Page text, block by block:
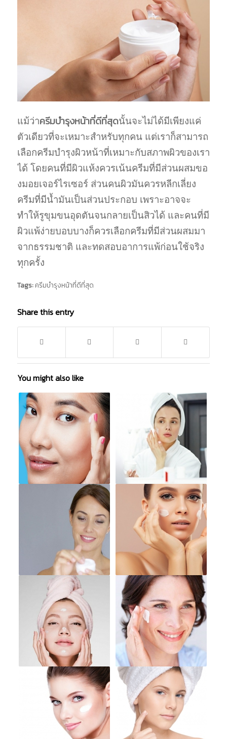
แม้ว่าครีมบํารุงหน้าที่ดีที่สุดนั้นจะไม่ได้มีเพียงแค่
ตัวเดียวที่จะเหมาะสำหรับทุกคน แต่เราก็สามารถ
เลือกครีมบำรุงผิวหน้าที่เหมาะกับสภาพผิวของเรา
ได้ โดยคนที่มีผิวแห้งควรเน้นครีมที่มีส่วนผสมขอ
งมอยเจอร์ไรเซอร์ ส่วนคนผิวมันควรหลีกเลี่ยง
ครีมที่มีน้ำมันเป็นส่วนประกอบ เพราะอาจจะ
ทำให้รูขุมขนอุดตันจนกลายเป็นสิวได้ และคนที่มี
ผิวแพ้ง่ายบอบบางก็ควรเลือกครีมที่มีส่วนผสมมา
จากธรรมชาติ และทดสอบอาการแพ้ก่อนใช้จริง
ทุกครั้ง
Tags: ครีมบํารุงหน้าที่ดีที่สุด
Share this entry
You might also like